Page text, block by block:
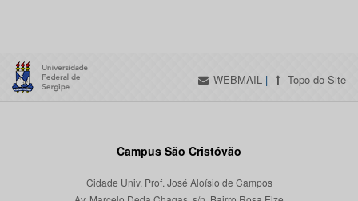
WEBMAIL | Topo do Site
Campus São Cristóvão
Cidade Univ. Prof. José Aloísio de Campos